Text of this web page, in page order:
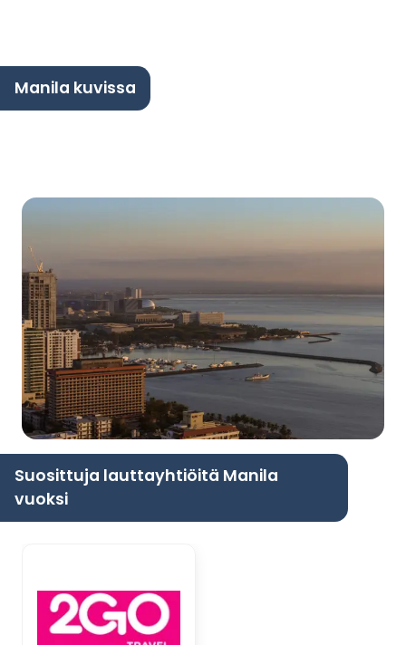
Manila kuvissa
Suosittuja lauttayhtiöitä Manila
vuoksi